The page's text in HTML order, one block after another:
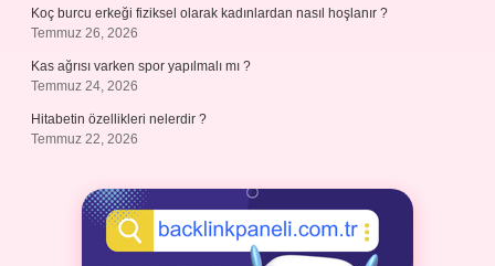
Koç burcu erkeği fiziksel olarak kadınlardan nasıl hoşlanır ?
Temmuz 26, 2026
Kas ağrısı varken spor yapılmalı mı ?
Temmuz 24, 2026
Hitabetin özellikleri nelerdir ?
Temmuz 22, 2026